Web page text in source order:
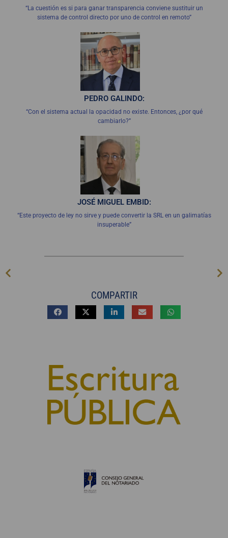
“La cuestión es si para ganar transparencia conviene sustituir un
sistema de control directo por uno de control en remoto”
PEDRO GALINDO:
“Con el sistema actual la opacidad no existe. Entonces, ¿por qué
cambiarlo?”
JOSÉ MIGUEL EMBID:
“Este proyecto de ley no sirve y puede convertir la SRL en un galimatías
insuperable”
COMPARTIR